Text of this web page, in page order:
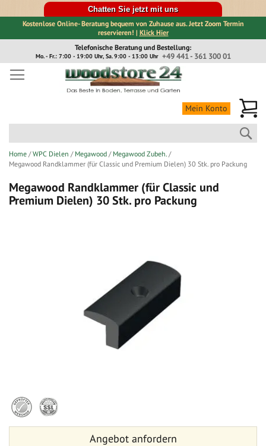
Chatten Sie jetzt mit uns
Kostenlose Online- Beratung bequem von Zuhause aus. Jetzt Zoom Termin
reservieren! | Klick Hier
Inhalt
Telefonische Beratung und Bestellung:
+49 441 - 361 300 01
Mo. - Fr.: 7:00 - 19:00 Uhr, Sa. 9:00 - 13:00 Uhr
Mein Konto
Home WPC Dielen Megawood
Megawood Zubeh.
Megawood Randklammer (für Classic und Premium Dielen) 30 Stk. pro Packung
Megawood Randklammer (für Classic und
Premium Dielen) 30 Stk. pro Packung
Anfang
der
Bildergalerie
Angebot anfordern